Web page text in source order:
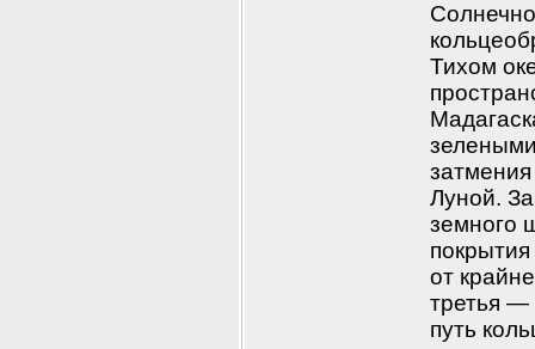
Тихом
Луной.
земного
от
третья —
путь